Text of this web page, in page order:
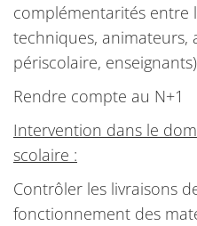
complémentarités entre
techniques, animateurs,
périscolaire, enseignants)
Rendre compte au N+1
Intervention dans le
scolaire :
Contrôler les livraisons
fonctionnement des